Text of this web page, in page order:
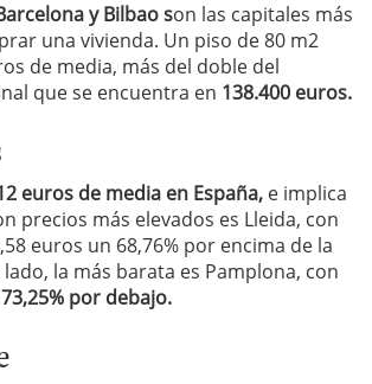
y Bilbao son las capitales más
una vivienda. Un piso de 80 m2
de media, más del doble del
que se encuentra en 138.400 euros.
euros de media en España, e implica
precios más elevados es Lleida, con
euros un 68,76% por encima de la
la más barata es Pamplona, con
73,25% por debajo.